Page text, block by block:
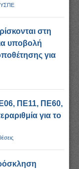
στη
υποβολή
για
ΠΕ11, ΠΕ60,
για το